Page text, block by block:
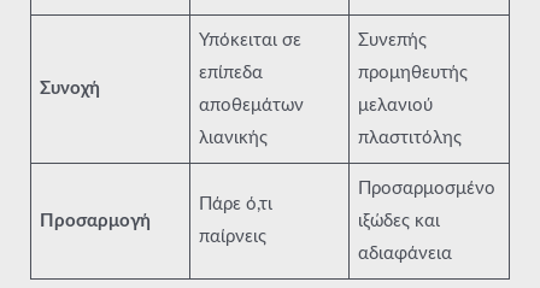
Συνοχή
Υπόκειται σε
επίπεδα
αποθεμάτων
λιανικής
Συνεπής
προμηθευτής
μελανιού
πλαστιτόλης
Προσαρμογή
Πάρε ό,τι
παίρνεις
Προσαρμοσμένο
ιξώδες και
αδιαφάνεια